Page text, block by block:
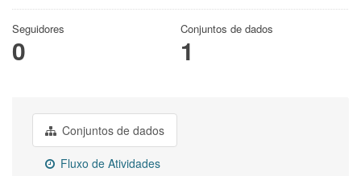
Seguidores
0
Conjuntos de dados
1
Conjuntos de dados
Fluxo de Atividades